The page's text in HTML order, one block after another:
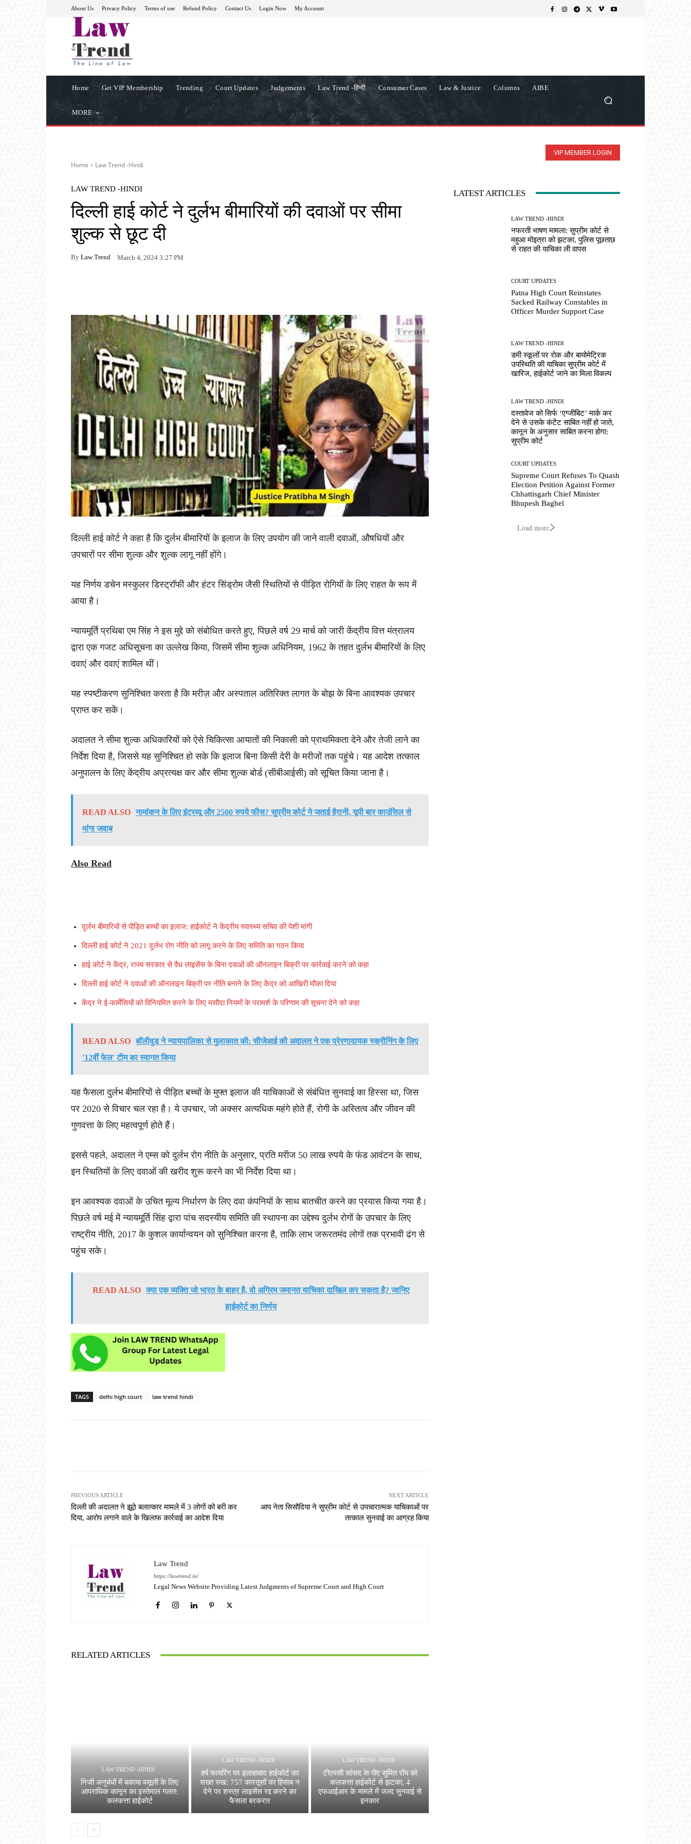
About Us Privacy Policy Terms of use Refund Policy Contact Us Login Now My Account
Home Get VIP Membership Trending Court Updates Judgements Law Trend -हिन्दी Consumer Cases Law & Justice Columns AIBE
MORE
VIP MEMBER LOGIN
Home Law Trend -Hindi
LAW TREND -HINDI
दिल्ली हाई कोर्ट ने दुर्लभ बीमारियों की दवाओं पर सीमा
शुल्क से छूट दी
By Law Trend March 4, 2024 3:27 PM
दिल्ली हाई कोर्ट ने कहा है कि दुर्लभ बीमारियों के इलाज के लिए उपयोग की जाने वाली दवाओं, औषधियों और
उपचारों पर सीमा शुल्क और शुल्क लागू नहीं होंगे।
यह निर्णय डचेन मस्कुलर डिस्ट्रॉफी और हंटर सिंड्रोम जैसी स्थितियों से पीड़ित रोगियों के लिए राहत के रूप में
आया है।
न्यायमूर्ति प्रथिबा एम सिंह ने इस मुद्दे को संबोधित करते हुए, पिछले वर्ष 29 मार्च को जारी केंद्रीय वित्त मंत्रालय
द्वारा एक गजट अधिसूचना का उल्लेख किया, जिसमें सीमा शुल्क अधिनियम, 1962 के तहत दुर्लभ बीमारियों के लिए
दवाएं और दवाएं शामिल थीं।
यह स्पष्टीकरण सुनिश्चित करता है कि मरीज़ और अस्पताल अतिरिक्त लागत के बोझ के बिना आवश्यक उपचार
प्राप्त कर सकें।
अदालत ने सीमा शुल्क अधिकारियों को ऐसे चिकित्सा आयातों की निकासी को प्राथमिकता देने और तेजी लाने का
निर्देश दिया है, जिससे यह सुनिश्चित हो सके कि इलाज बिना किसी देरी के मरीजों तक पहुंचे। यह आदेश तत्काल
अनुपालन के लिए केंद्रीय अप्रत्यक्ष कर और सीमा शुल्क बोर्ड (सीबीआईसी) को सूचित किया जाना है।
READ ALSO नामांकन के लिए इंटरव्यू और 2500 रुपये फीस? सुप्रीम कोर्ट ने जताई हैरानी, यूपी बार काउंसिल से
मांगा जवाब
Also Read
दुर्लभ बीमारियों से पीड़ित बच्चों का इलाज: हाईकोर्ट ने केंद्रीय स्वास्थ्य सचिव की पेशी मांगी
दिल्ली हाई कोर्ट ने 2021 दुर्लभ रोग नीति को लागू करने के लिए समिति का गठन किया
हाई कोर्ट ने केंद्र, राज्य सरकार से वैध लाइसेंस के बिना दवाओं की ऑनलाइन बिक्री पर कार्रवाई करने को कहा
दिल्ली हाई कोर्ट ने दवाओं की ऑनलाइन बिक्री पर नीति बनाने के लिए केंद्र को आखिरी मौका दिया
केंद्र ने ई-फार्मेसियों को विनियमित करने के लिए मसौदा नियमों के परामर्श के परिणाम की सूचना देने को कहा
READ ALSO बॉलीवुड ने न्यायपालिका से मुलाकात की: सीजेआई की अदालत ने एक प्रेरणादायक स्क्रीनिंग के लिए
'12वीं फेल' टीम का स्वागत किया
यह फैसला दुर्लभ बीमारियों से पीड़ित बच्चों के मुफ्त इलाज की याचिकाओं से संबंधित सुनवाई का हिस्सा था, जिस
पर 2020 से विचार चल रहा है। ये उपचार, जो अक्सर अत्यधिक महंगे होते हैं, रोगी के अस्तित्व और जीवन की
गुणवत्ता के लिए महत्वपूर्ण होते हैं।
इससे पहले, अदालत ने एम्स को दुर्लभ रोग नीति के अनुसार, प्रति मरीज 50 लाख रुपये के फंड आवंटन के साथ,
इन स्थितियों के लिए दवाओं की खरीद शुरू करने का भी निर्देश दिया था।
इन आवश्यक दवाओं के उचित मूल्य निर्धारण के लिए दवा कंपनियों के साथ बातचीत करने का प्रयास किया गया है।
पिछले वर्ष मई में न्यायमूर्ति सिंह द्वारा पांच सदस्यीय समिति की स्थापना का उद्देश्य दुर्लभ रोगों के उपचार के लिए
राष्ट्रीय नीति, 2017 के कुशल कार्यान्वयन को सुनिश्चित करना है, ताकि लाभ जरूरतमंद लोगों तक प्रभावी ढंग से
पहुंच सके।
READ ALSO क्या एक व्यक्ति जो भारत के बाहर है, वो अग्रिम जमानत याचिका दाखिल कर सकता है? जानिए
हाईकोर्ट का निर्णय
TAGS delhi high court law trend hindi
PREVIOUS ARTICLE
दिल्ली की अदालत ने झूठे बलात्कार मामले में 3 लोगों को बरी कर
दिया, आरोप लगाने वाले के खिलाफ कार्रवाई का आदेश दिया
NEXT ARTICLE
आप नेता सिसौदिया ने सुप्रीम कोर्ट से उपचारात्मक याचिकाओं पर
तत्काल सुनवाई का आग्रह किया
Law Trend
https://lawtrend.in/
Legal News Website Providing Latest Judgments of Supreme Court and High Court
RELATED ARTICLES
LAW TREND -HINDI
निजी अनुबंधों में बकाया वसूली के लिए
आपराधिक कानून का इस्तेमाल गलत:
कलकत्ता हाईकोर्ट
LAW TREND -HINDI
हर्ष फायरिंग पर इलाहाबाद हाईकोर्ट का
सख्त रुख: 757 कारतूसों का हिसाब न
देने पर शस्त्र लाइसेंस रद्द करने का
फैसला बरकरार
LAW TREND -HINDI
टीएमसी सांसद के पीए सुमित रॉय को
कलकत्ता हाईकोर्ट से झटका, 4
एफआईआर के मामले में जल्द सुनवाई से
इनकार
LATEST ARTICLES
LAW TREND -HINDI
नफरती भाषण मामला: सुप्रीम कोर्ट से
महुआ मोइत्रा को झटका, पुलिस पूछताछ
से राहत की याचिका ली वापस
COURT UPDATES
Patna High Court Reinstates
Sacked Railway Constables in
Officer Murder Support Case
LAW TREND -HINDI
डमी स्कूलों पर रोक और बायोमेट्रिक
उपस्थिति की याचिका सुप्रीम कोर्ट में
खारिज, हाईकोर्ट जाने का मिला विकल्प
LAW TREND -HINDI
दस्तावेज को सिर्फ ‘एग्जीबिट’ मार्क कर
देने से उसके कंटेंट साबित नहीं हो जाते,
कानून के अनुसार साबित करना होगा:
सुप्रीम कोर्ट
COURT UPDATES
Supreme Court Refuses To Quash
Election Petition Against Former
Chhattisgarh Chief Minister
Bhupesh Baghel
Load more